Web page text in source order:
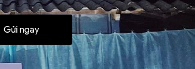
Gửi ngay